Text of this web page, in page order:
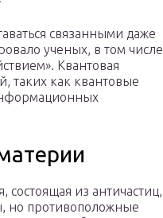
связанными даже
ученых, в том числе
Квантовая
таких как квантовые
из античастиц,
но противоположные